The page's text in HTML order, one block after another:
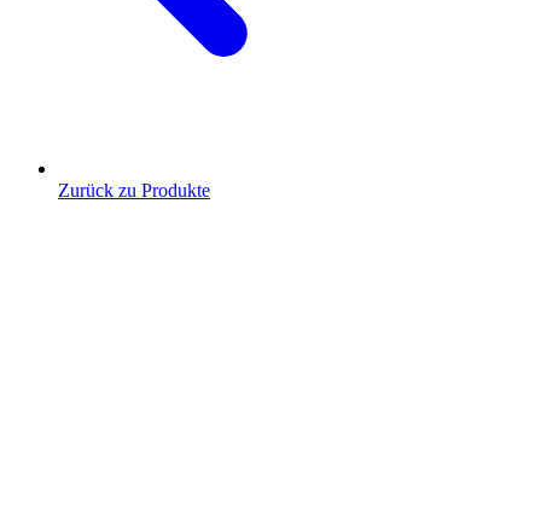
Zurück zu Produkte